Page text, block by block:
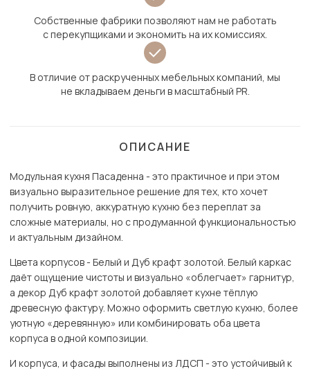
Собственные фабрики позволяют нам не работать
с перекупщиками и экономить на их комиссиях.
В отличие от раскрученных мебельных компаний, мы
не вкладываем деньги в масштабный PR.
ОПИСАНИЕ
Модульная кухня Пасаденна - это практичное и при этом
визуально выразительное решение для тех, кто хочет
получить ровную, аккуратную кухню без переплат за
сложные материалы, но с продуманной функциональностью
и актуальным дизайном.
Цвета корпусов - Белый и Дуб крафт золотой. Белый каркас
даёт ощущение чистоты и визуально «облегчает» гарнитур,
а декор Дуб крафт золотой добавляет кухне тёплую
древесную фактуру. Можно оформить светлую кухню, более
уютную «деревянную» или комбинировать оба цвета
корпуса в одной композиции.
И корпуса, и фасады выполнены из ЛДСП - это устойчивый к